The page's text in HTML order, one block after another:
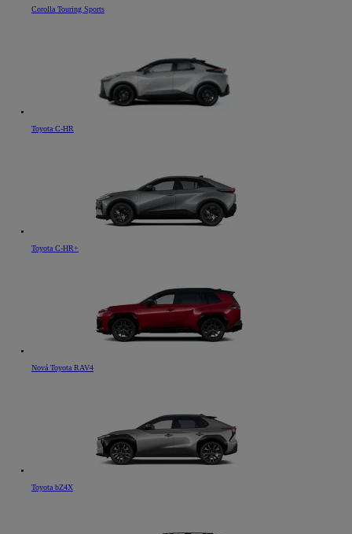
Corolla Touring Sports
Toyota C-HR
Toyota C-HR+
Nová Toyota RAV4
Toyota bZ4X